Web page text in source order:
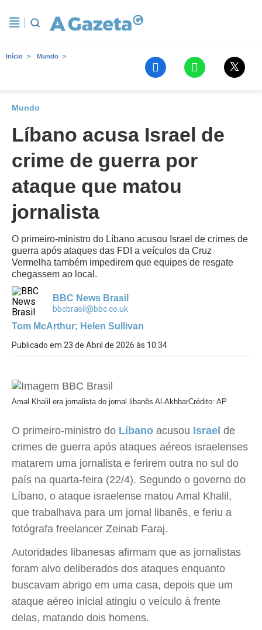
Início Mundo
Mundo
Líbano acusa Israel de
crime de guerra por
ataque que matou
jornalista
O primeiro-ministro do Líbano acusou Israel de crimes de
guerra após ataques das FDI a veículos da Cruz
Vermelha também impedirem que equipes de resgate
chegassem ao local.
BBC News Brasil
bbcbrasil@bbc.co.uk
Tom McArthur; Helen Sullivan
Publicado em 23 de Abril de 2026 às 10:34
Amal Khalil era jornalista do jornal libanês Al-AkhbarCrédito: AP
O primeiro-ministro do Líbano acusou Israel de
crimes de guerra após ataques aéreos israelenses
matarem uma jornalista e ferirem outra no sul do
país na quarta-feira (22/4). Segundo o governo do
Líbano, o ataque israelense matou Amal Khalil,
que trabalhava para um jornal libanês, e feriu a
fotógrafa freelancer Zeinab Faraj.
Autoridades libanesas afirmam que as jornalistas
foram alvo deliberados dos ataques enquanto
buscavam abrigo em uma casa, depois que um
ataque aéreo inicial atingiu o veículo à frente
delas, matando dois homens.